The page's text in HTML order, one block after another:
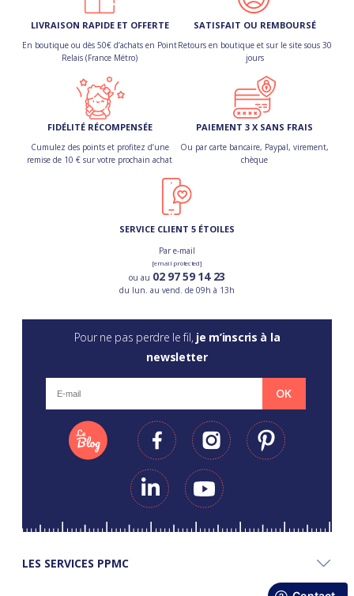
LIVRAISON RAPIDE ET OFFERTE
En boutique ou dès 50€ d’achats en Point
Relais (France Métro)
SATISFAIT OU REMBOURSÉ
Retours en boutique et sur le site sous 30
jours
FIDÉLITÉ RÉCOMPENSÉE
Cumulez des points et profitez d’une
remise de 10 € sur votre prochain achat
PAIEMENT 3 X SANS FRAIS
Ou par carte bancaire, Paypal, virement,
chèque
SERVICE CLIENT 5 ÉTOILES
Par e-mail
[email protected]
ou au 02 97 59 14 23
du lun. au vend. de 09h à 13h
Pour ne pas perdre le fil, je m’inscris à la
newsletter
OK
LES SERVICES PPMC